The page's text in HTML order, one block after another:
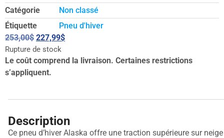
Catégorie
Non classé
Étiquette
Pneu d'hiver
253,00$ 227,99$
Rupture de stock
Le coût comprend la livraison. Certaines restrictions
s’appliquent.
Description
Ce pneu d’hiver Alaska offre une traction supérieure sur neige